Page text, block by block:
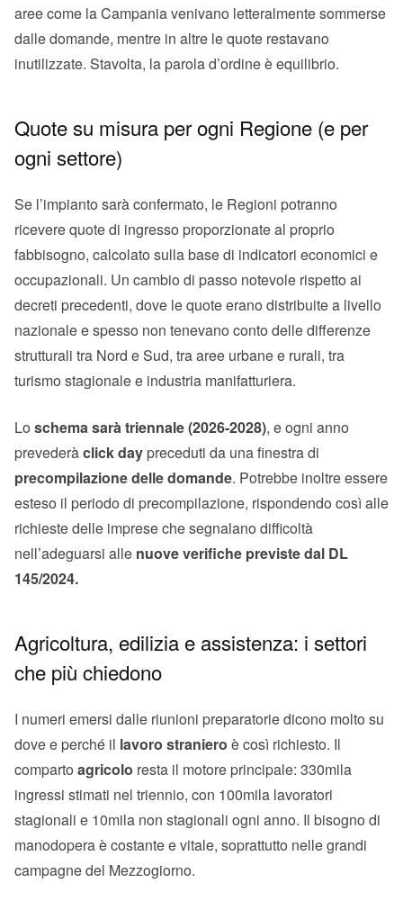
aree come la Campania venivano letteralmente sommerse
dalle domande, mentre in altre le quote restavano
inutilizzate. Stavolta, la parola d’ordine è equilibrio.
Quote su misura per ogni Regione (e per
ogni settore)
Se l’impianto sarà confermato, le Regioni potranno
ricevere quote di ingresso proporzionate al proprio
fabbisogno, calcolato sulla base di indicatori economici e
occupazionali. Un cambio di passo notevole rispetto ai
decreti precedenti, dove le quote erano distribuite a livello
nazionale e spesso non tenevano conto delle differenze
strutturali tra Nord e Sud, tra aree urbane e rurali, tra
turismo stagionale e industria manifatturiera.
Lo schema sarà triennale (2026-2028), e ogni anno
prevederàclick day preceduti da una finestra di
precompilazione delle domande. Potrebbe inoltre essere
esteso il periodo di precompilazione, rispondendo così alle
richieste delle imprese che segnalano difficoltà
nell’adeguarsi alle nuove verifiche previste dal DL
145/2024.
Agricoltura, edilizia e assistenza: i settori
che più chiedono
I numeri emersi dalle riunioni preparatorie dicono molto su
dove e perché il lavoro straniero è così richiesto. Il
comparto agricolo resta il motore principale: 330mila
ingressi stimati nel triennio, con 100mila lavoratori
stagionali e 10mila non stagionali ogni anno. Il bisogno di
manodopera è costante e vitale, soprattutto nelle grandi
campagne del Mezzogiorno.